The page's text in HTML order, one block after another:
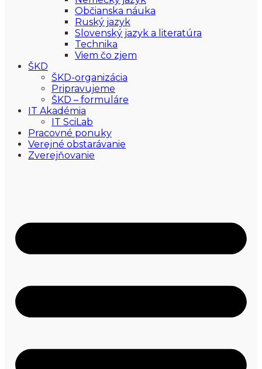
Občianska náuka
Ruský jazyk
Slovenský jazyk a literatúra
Technika
Viem čo zjem
ŠKD
ŠKD-organizácia
Pripravujeme
ŠKD – formuláre
IT Akadémia
IT SciLab
Pracovné ponuky
Verejné obstarávanie
Zverejňovanie